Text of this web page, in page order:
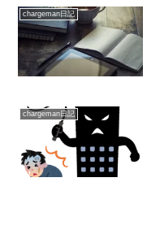
chargeman日記
chargeman日記